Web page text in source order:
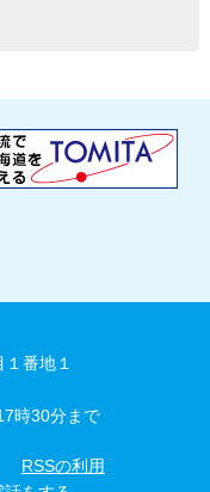
番地１
時30分まで
RSSの利用